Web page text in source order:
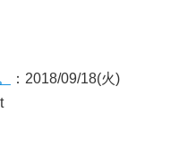
：2018/09/18(火)